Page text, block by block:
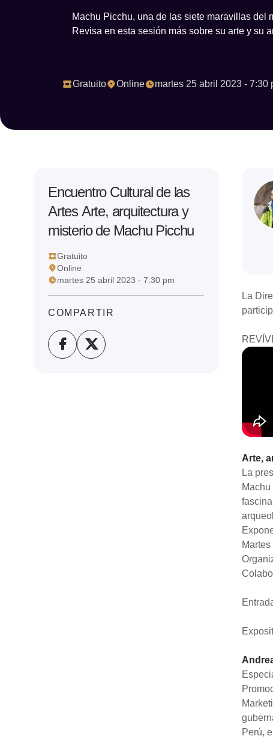
Machu Picchu, una de las siete maravillas del
Revisa en esta sesión más sobre su arte y su
Gratuito Online martes 25 abril 2023 - 7:30
Encuentro Cultural de las
Artes Arte, arquitectura y
misterio de Machu Picchu
Gratuito
Online
martes 25 abril 2023 - 7:30 pm
COMPARTIR
La
Arte,
La
Perú,